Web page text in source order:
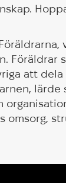
Föräldrar
att
lärde
omsorg,